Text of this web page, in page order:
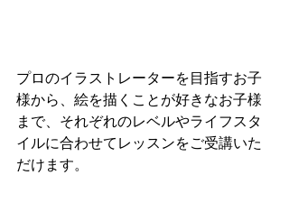
プロのイラストレーターを目指すお子
様から、絵を描くことが好きなお子様
まで、それぞれのレベルやライフスタ
イルに合わせてレッスンをご受講いた
だけます。